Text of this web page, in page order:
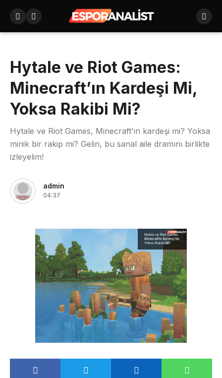
Hytale ve Riot Games:
Minecraft’ın Kardeşi Mi,
Yoksa Rakibi Mi?
Hytale ve Riot Games, Minecraft’ın kardeşi mi? Yoksa
minik bir rakip mi? Gelin, bu sanal aile dramını birlikte
izleyelim!
admin
04:37